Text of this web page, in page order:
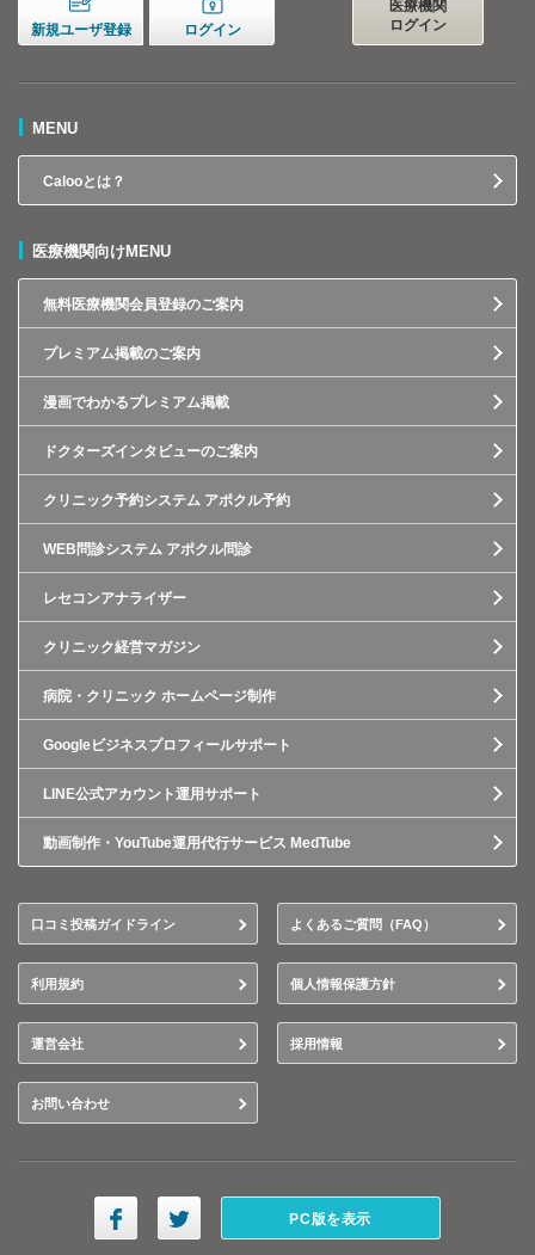
新規ユーザ登録 ログイン
医療機関
ログイン
MENU
Calooとは？
医療機関向けMENU
無料医療機関会員登録のご案内
プレミアム掲載のご案内
漫画でわかるプレミアム掲載
ドクターズインタビューのご案内
クリニック予約システム アポクル予約
WEB問診システム アポクル問診
レセコンアナライザー
クリニック経営マガジン
病院・クリニック ホームページ制作
Googleビジネスプロフィールサポート
LINE公式アカウント運用サポート
動画制作・YouTube運用代行サービス MedTube
口コミ投稿ガイドライン よくあるご質問（FAQ）
利用規約 個人情報保護方針
運営会社 採用情報
お問い合わせ
PC版を表示